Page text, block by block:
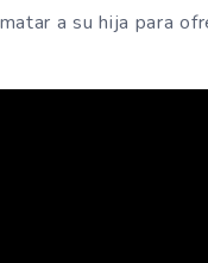
a su hija para